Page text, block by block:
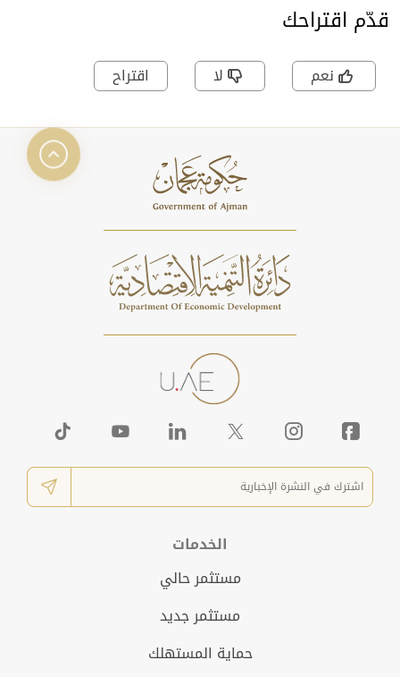
قدّم اقتراحك
نعم لا اقتراح
الخدمات
مستثمر حالي
مستثمر جديد
حماية المستهلك